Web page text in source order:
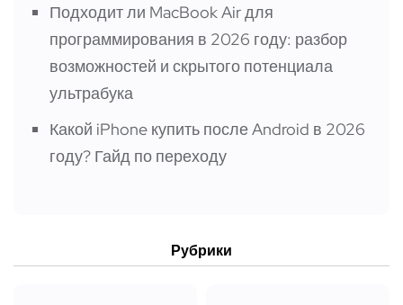
Подходит ли MacBook Air для
программирования в 2026 году: разбор
возможностей и скрытого потенциала
ультрабука
Какой iPhone купить после Android в 2026
году? Гайд по переходу
Рубрики